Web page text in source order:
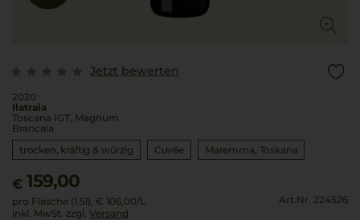
Jetzt bewerten
2020
Ilatraia
Toscana IGT, Magnum
Brancaia
trocken, kräftig & würzig
Cuvée Maremma Toskana
€ 159,00
pro Flasche (1.5l), € 106,00/L
inkl. MwSt. zzgl. Versand
Art.Nr. 224526